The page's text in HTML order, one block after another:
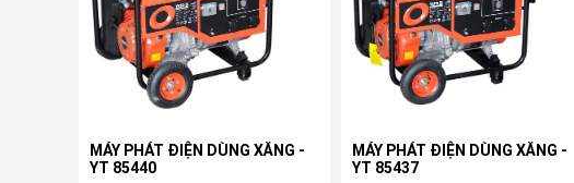
MÁY PHÁT ĐIỆN DÙNG XĂNG -
YT 85440
MÁY PHÁT ĐIỆN DÙNG XĂNG -
YT 85437